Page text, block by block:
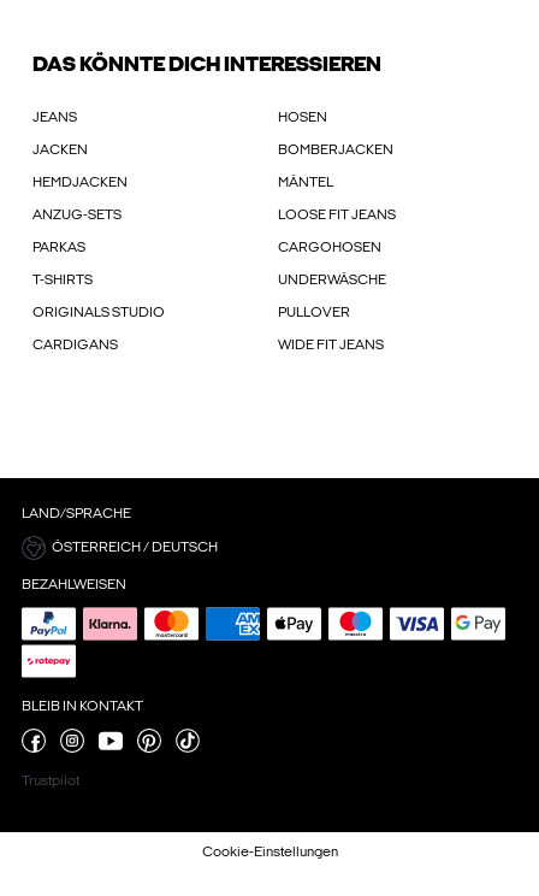
DAS KÖNNTE DICH INTERESSIEREN
JEANS HOSEN
JACKEN BOMBERJACKEN
HEMDJACKEN MÄNTEL
ANZUG-SETS LOOSE FIT JEANS
PARKAS CARGOHOSEN
T-SHIRTS UNDERWÄSCHE
ORIGINALS STUDIO PULLOVER
CARDIGANS WIDE FIT JEANS
LAND/SPRACHE
ÖSTERREICH / DEUTSCH
BEZAHLWEISEN
BLEIB IN KONTAKT
Trustpilot
Cookie-Einstellungen